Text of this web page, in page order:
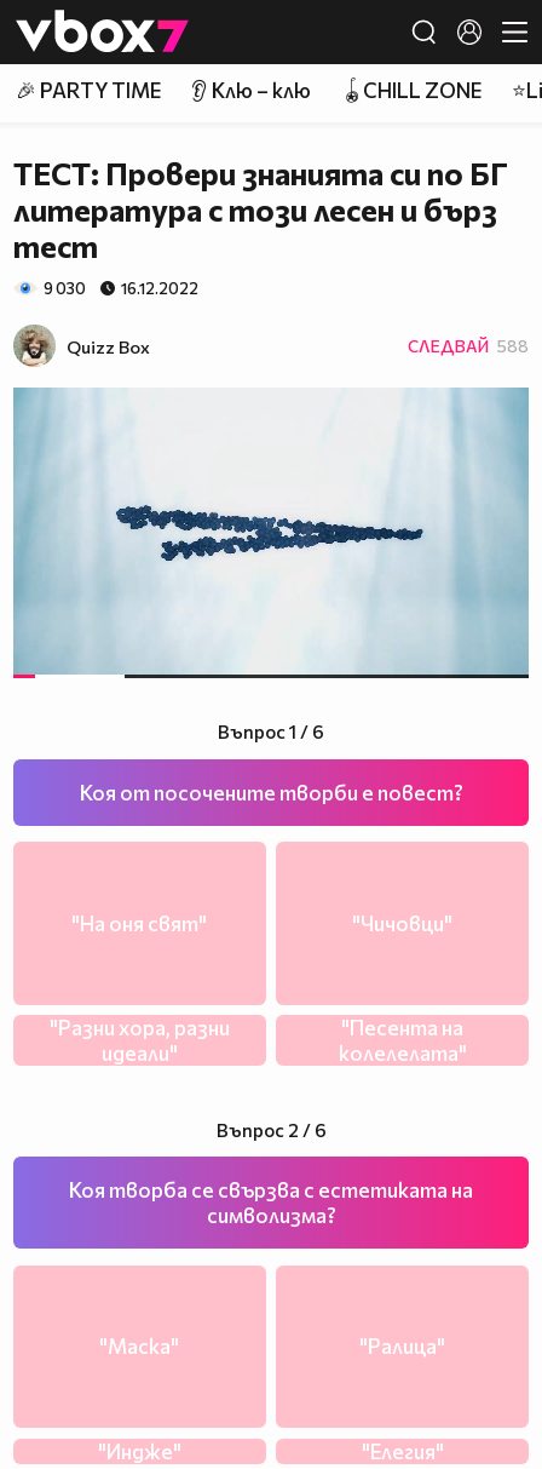
👾
🎉 PARTY TIME 👂 Клю – клю 🪀CHILL ZONE
ТЕСТ: Провери знанията си по БГ
литература с този лесен и бърз
тест
9 030 16.12.2022
Quizz Box СЛЕДВАЙ 588
Въпрос 1 / 6
Коя от посочените творби е повест?
"На оня свят" "Чичовци"
"Разни хора, разни
идеали"
"Песента на
колелелата"
Въпрос 2 / 6
Коя творба се свързва с естетиката на
символизма?
"Маска" "Ралица"
"Индже" "Елегия"